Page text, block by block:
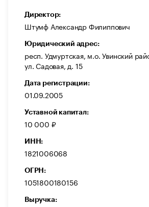
Директор:
Штумф Александр Филиппович
Юридический адрес:
респ. Удмуртская, м.о. Увинский
ул. Садовая, д. 15
Дата регистрации:
01.09.2005
Уставной капитал:
10 000 ₽
ИНН:
1821006068
ОГРН:
1051800180156
Выручка: